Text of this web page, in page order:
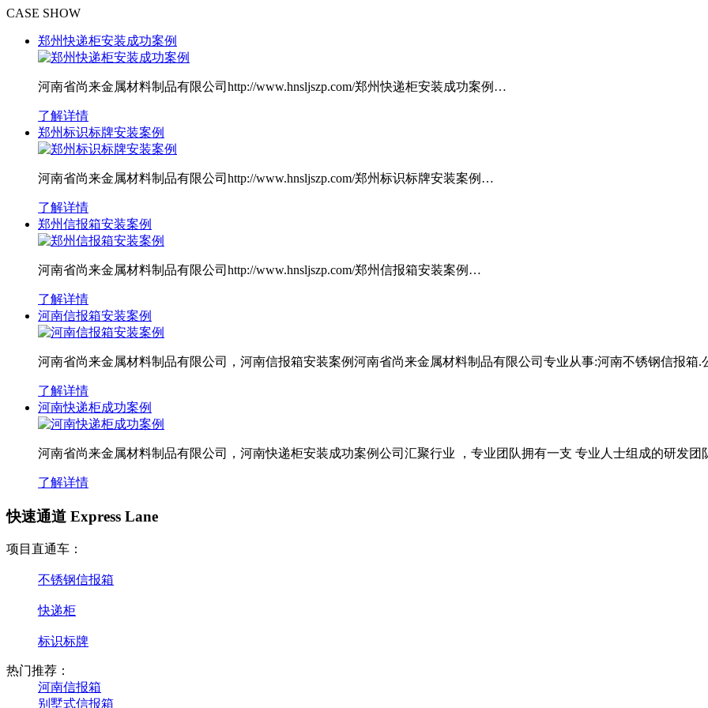
CASE SHOW
郑州快递柜安装成功案例
河南省尚来金属材料制品有限公司http://www.hnsljszp.com/郑州快递柜安装成功案例…
了解详情
郑州标识标牌安装案例
河南省尚来金属材料制品有限公司http://www.hnsljszp.com/郑州标识标牌安装案例…
了解详情
郑州信报箱安装案例
河南省尚来金属材料制品有限公司http://www.hnsljszp.com/郑州信报箱安装案例…
了解详情
河南信报箱安装案例
河南省尚来金属材料制品有限公司，河南信报箱安装案例河南省尚来金属材料制品有限公司专业从事:河南不锈钢信报箱
了解详情
河南快递柜成功案例
河南省尚来金属材料制品有限公司，河南快递柜安装成功案例公司汇聚行业 ，专业团队拥有一支 专业人士组成的研发
了解详情
快速通道 Express Lane
项目直通车：
不锈钢信报箱
快递柜
标识标牌
热门推荐：
河南信报箱
别墅式信报箱